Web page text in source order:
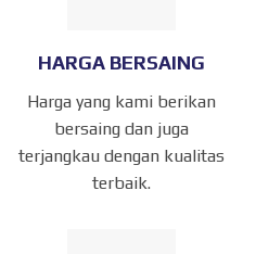
HARGA BERSAING
Harga yang kami berikan
bersaing dan juga
terjangkau dengan kualitas
terbaik.